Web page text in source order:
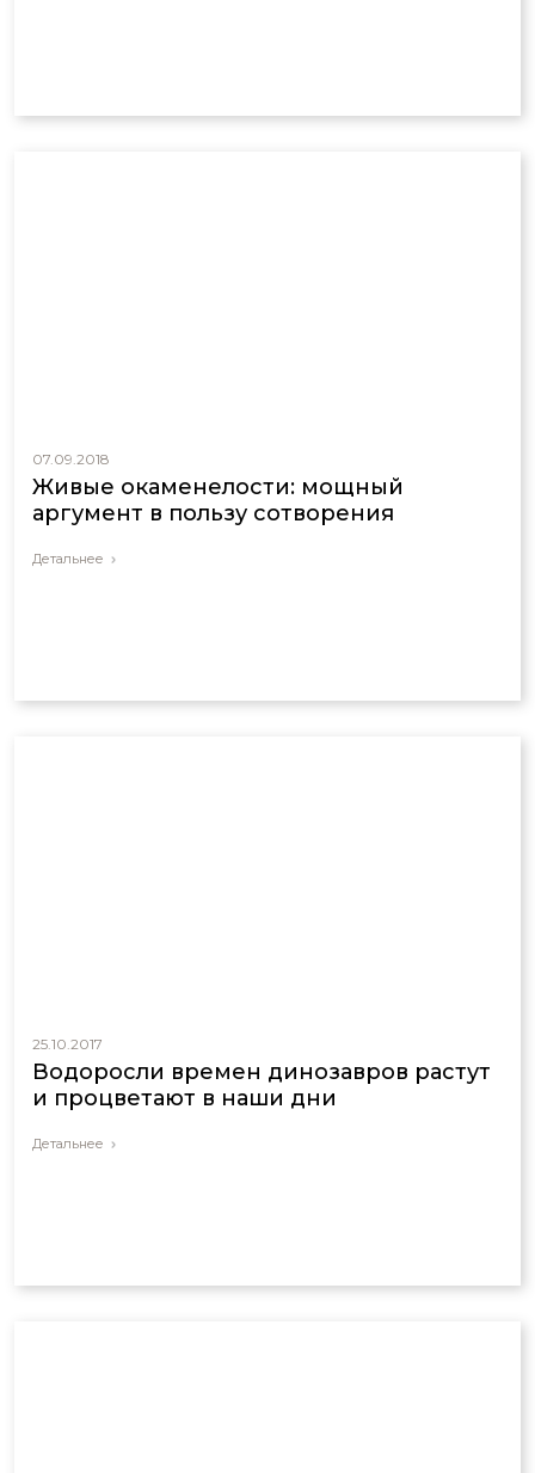
07.09.2018
Живые окаменелости: мощный
аргумент в пользу сотворения
Детальнее
25.10.2017
Водоросли времен динозавров растут
и процветают в наши дни
Детальнее